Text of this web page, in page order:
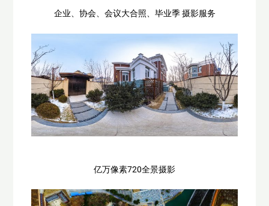
企业、协会、会议大合照、毕业季 摄影服务
亿万像素720全景摄影